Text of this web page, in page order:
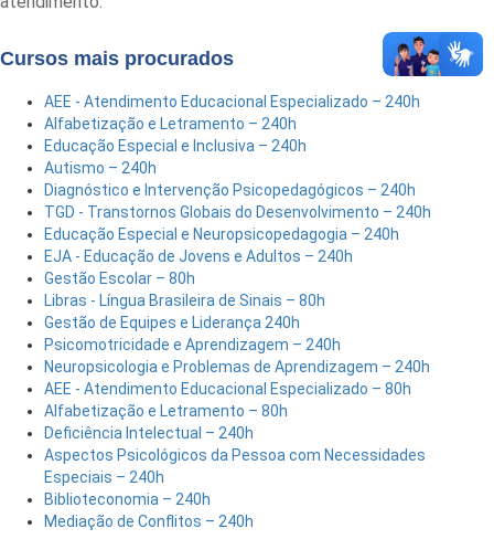
Cursos mais procurados
AEE - Atendimento Educacional Especializado – 240h
Alfabetização e Letramento – 240h
Educação Especial e Inclusiva – 240h
Autismo – 240h
Diagnóstico e Intervenção Psicopedagógicos – 240h
TGD - Transtornos Globais do Desenvolvimento – 240h
Educação Especial e Neuropsicopedagogia – 240h
EJA - Educação de Jovens e Adultos – 240h
Gestão Escolar – 80h
Libras - Língua Brasileira de Sinais – 80h
Gestão de Equipes e Liderança 240h
Psicomotricidade e Aprendizagem – 240h
Neuropsicologia e Problemas de Aprendizagem – 240h
AEE - Atendimento Educacional Especializado – 80h
Alfabetização e Letramento – 80h
Deficiência Intelectual – 240h
Aspectos Psicológicos da Pessoa com Necessidades
Especiais – 240h
Biblioteconomia – 240h
Mediação de Conflitos – 240h